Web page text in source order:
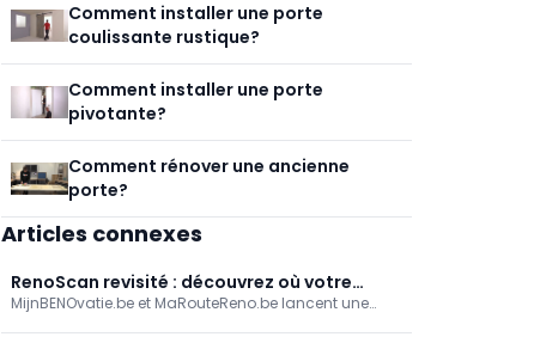
Comment installer une porte
coulissante rustique?
Comment installer une porte
pivotante?
Comment rénover une ancienne
porte?
Articles connexes
RenoScan revisité : découvrez où votre
logement permet de réaliser les plus
grandes économies d'énergie
MijnBENOvatie.be et MaRouteReno.be lancent une